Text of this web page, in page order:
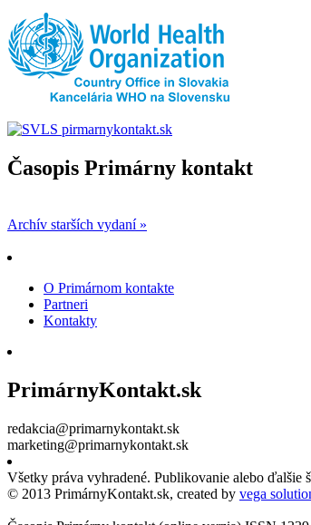
Časopis Primárny kontakt
Archív starších vydaní »
O Primárnom kontakte
Partneri
Kontakty
PrimárnyKontakt.sk
redakcia@primarnykontakt.sk
marketing@primarnykontakt.sk
Všetky práva vyhradené. Publikovanie alebo ďalšie
© 2013 PrimárnyKontakt.sk, created by vega